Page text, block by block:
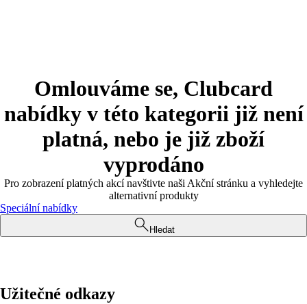
Omlouváme se, Clubcard
nabídky v této kategorii již není
platná, nebo je již zboží
vyprodáno
Pro zobrazení platných akcí navštivte naši Akční stránku a vyhledejte
alternativní produkty
Speciální nabídky
Hledat
Užitečné odkazy